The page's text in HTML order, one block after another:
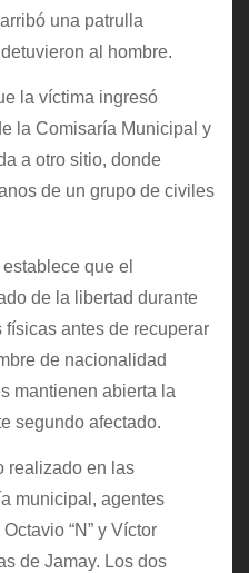
una patrulla
al hombre.
la víctima ingresó
la Comisaría Municipal y
a otro sitio, donde
de un grupo de civiles
que el
de la libertad durante
antes de recuperar
de nacionalidad
mantienen abierta la
segundo afectado.
realizado en las
municipal, agentes
“N” y Víctor
de Jamay. Los dos